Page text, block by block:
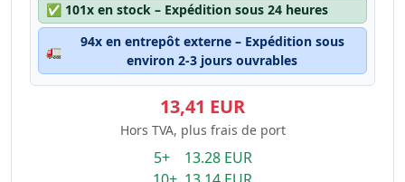
✅ 101x en stock – Expédition sous 24 heures
🚛
94x en entrepôt externe – Expédition sous
environ 2-3 jours ouvrables
13,41 EUR
Hors TVA, plus frais de port
5+ 13.28 EUR